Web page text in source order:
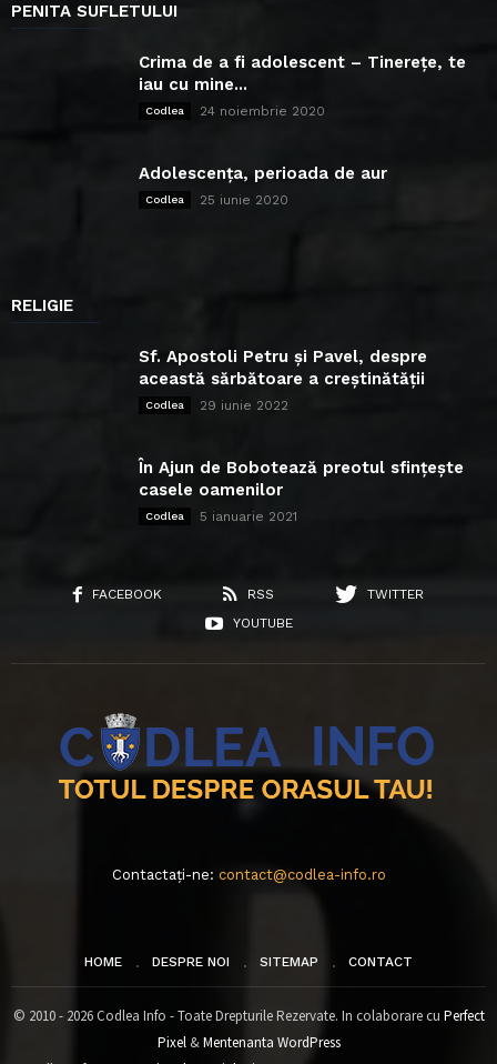
PENITA SUFLETULUI
Crima de a fi adolescent – Tinerețe, te
iau cu mine...
Codlea 24 noiembrie 2020
Adolescența, perioada de aur
Codlea 25 iunie 2020
RELIGIE
Sf. Apostoli Petru și Pavel, despre
această sărbătoare a creștinătății
Codlea 29 iunie 2022
În Ajun de Bobotează preotul sfințește
casele oamenilor
Codlea 5 ianuarie 2021
FACEBOOK RSS
TWITTER
YOUTUBE
Contactați-ne: contact@codlea-info.ro
HOME DESPRE NOI SITEMAP CONTACT
© 2010 - 2026 Codlea Info - Toate Drepturile Rezervate. In colaborare cu Perfect
Pixel&Mentenanta WordPress